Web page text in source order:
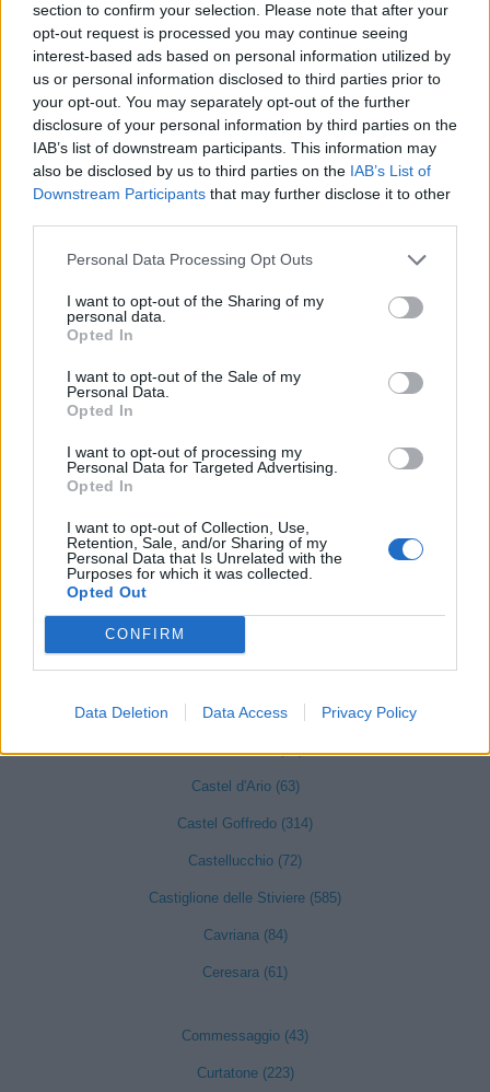
section to confirm your selection. Please note that after your
opt-out request is processed you may continue seeing
interest-based ads based on personal information utilized by
us or personal information disclosed to third parties prior to
your opt-out. You may separately opt-out of the further
disclosure of your personal information by third parties on the
IAB’s list of downstream participants. This information may
also be disclosed by us to third parties on the IAB’s List of
Downstream Participants that may further disclose it to other
Personal Data Processing Opt Outs
I want to opt-out of the Sharing of my
personal data.
Opted In
I want to opt-out of the Sale of my
Personal Data.
Opted In
I want to opt-out of processing my
Personal Data for Targeted Advertising.
Opted In
I want to opt-out of Collection, Use,
Retention, Sale, and/or Sharing of my
Personal Data that Is Unrelated with the
Purposes for which it was collected.
Opted Out
CONFIRM
Data Deletion Data Access Privacy Policy
FONTANA SRL
S.I.S.T. 2 S.R.L. 0-1 milioni Volta Mantovana
IL BORGHETTO
S.R.L.
0-1 milioni Volta Mantovana
Visualizza tutti i comuni della
provincia di Mantova
Asola (222)
Motteggiana (43)
Bozzolo (81)
Casaloldo (58)
Casalromano (26)
Castelbelforte (31)
Castel d'Ario (63)
Castel Goffredo (314)
Castellucchio (72)
Castiglione delle Stiviere (585)
Cavriana (84)
Ceresara (61)
Commessaggio (43)
Curtatone (223)